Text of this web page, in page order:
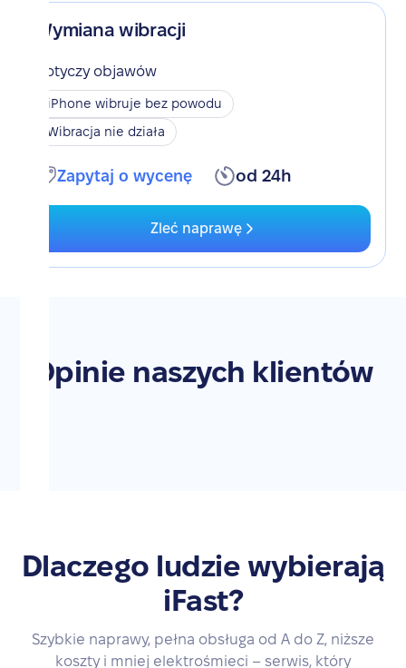
Wymiana wibracji
Dotyczy objawów
iPhone wibruje bez powodu
Wibracja nie działa
Zapytaj o wycenę od 24h
Zleć naprawę
Opinie naszych klientów
Dlaczego ludzie wybierają
iFast?
Szybkie naprawy, pełna obsługa od A do Z, niższe
koszty i mniej elektrośmieci – serwis, który